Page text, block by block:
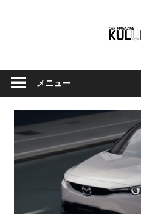
ツ
ル
マ
と
バ
イ
ク
メニュー